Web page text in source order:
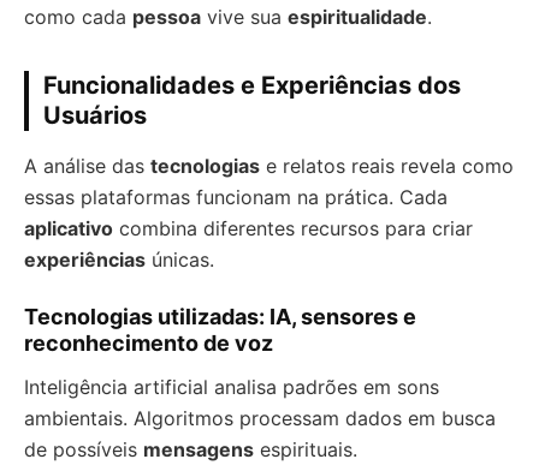
como cada pessoa vive sua espiritualidade.
Funcionalidades e Experiências dos
Usuários
A análise das tecnologias e relatos reais revela como
essas plataformas funcionam na prática. Cada
aplicativo combina diferentes recursos para criar
experiências únicas.
Tecnologias utilizadas: IA, sensores e
reconhecimento de voz
Inteligência artificial analisa padrões em sons
ambientais. Algoritmos processam dados em busca
de possíveis mensagens espirituais.